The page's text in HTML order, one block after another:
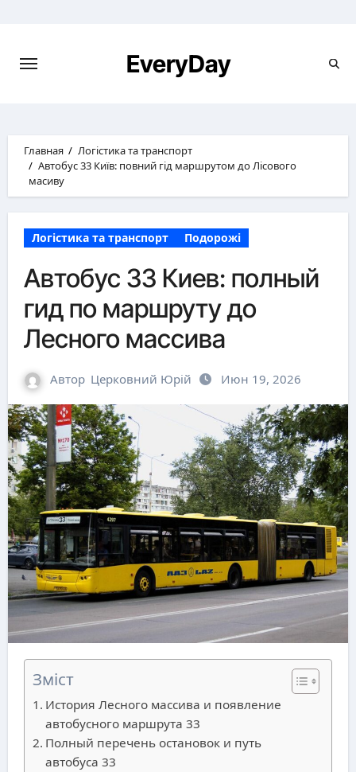
EveryDay
Главная
Логістика та транспорт
Автобус 33 Київ: повний гід маршрутом до Лісового
масиву
Логістика та транспорт Подорожі
Автобус 33 Киев: полный
гид по маршруту до
Лесного массива
Автор Церковний Юрій Июн 19, 2026
Зміст
История Лесного массива и появление
автобусного маршрута 33
Полный перечень остановок и путь
автобуса 33